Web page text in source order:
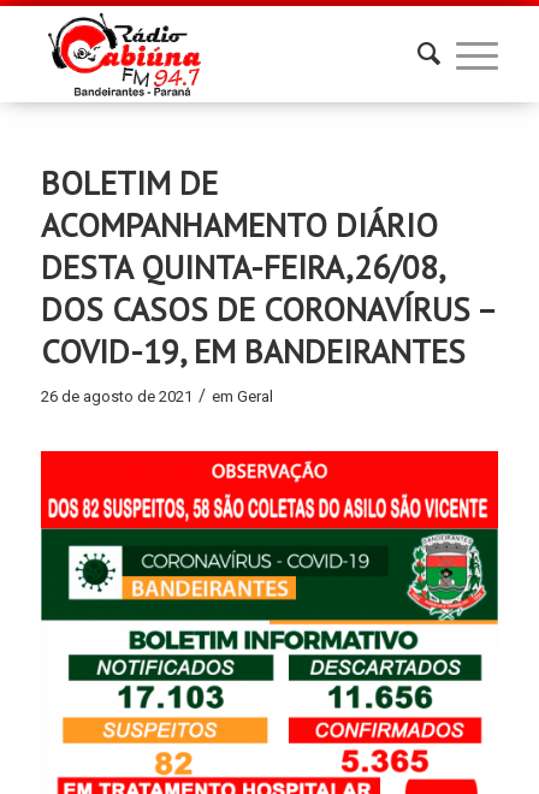
BOLETIM DE
ACOMPANHAMENTO DIÁRIO
DESTA QUINTA-FEIRA,26/08,
DOS CASOS DE CORONAVÍRUS –
COVID-19, EM BANDEIRANTES
26 de agosto de 2021 / em Geral